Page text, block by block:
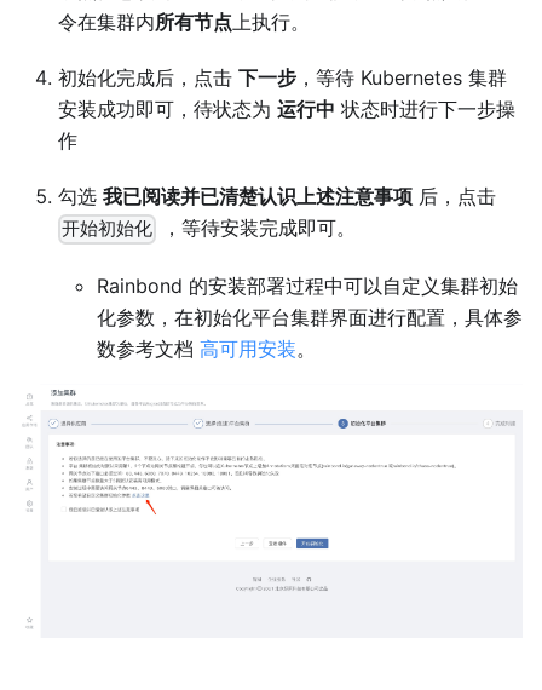
令在集群内所有节点上执行。
初始化完成后，点击 下一步 ，等待 Kubernetes 集群
安装成功即可，待状态为 运行中 状态时进行下一步操
作
勾选 我已阅读并已清楚认识上述注意事项 后，点击
开始初始化 ，等待安装完成即可。
Rainbond 的安装部署过程中可以自定义集群初始
化参数，在初始化平台集群界面进行配置，具体参
数参考文档 高可用安装。